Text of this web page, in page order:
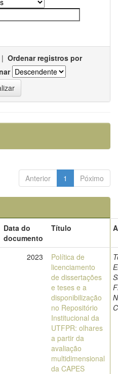
| Ordenar registros por
Anterior 1 Póximo
Data do
documento
Título
2023
Política de
licenciamento
de dissertações
e teses e a
disponibilização
no Repositório
Institucional da
UTFPR: olhares
a partir da
avaliação
multidimensional
da CAPES